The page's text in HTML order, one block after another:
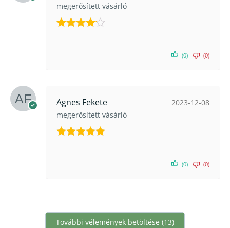
megerősített vásárló
(0) (0)
Agnes Fekete
megerősített vásárló
2023-12-08
(0) (0)
További vélemények betöltése (13)